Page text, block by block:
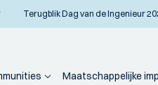
Terugblik Dag van de Ingenieur
Maatschappelijke